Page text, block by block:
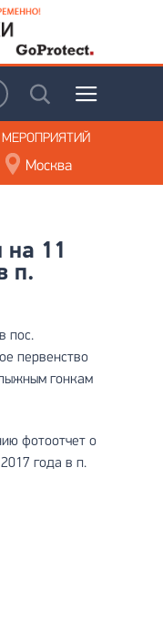
Москва
на 11
п.
пос.
первенство
гонкам
фотоотчет о
года в п.